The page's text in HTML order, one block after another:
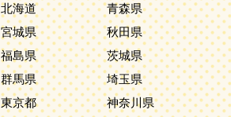
北海道
青森県
宮城県
秋田県
福島県
茨城県
群馬県
埼玉県
東京都
神奈川県